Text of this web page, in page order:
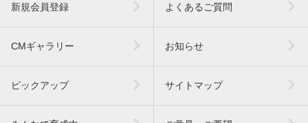
新規会員登録 よくあるご質問
CMギャラリー お知らせ
ピックアップ サイトマップ